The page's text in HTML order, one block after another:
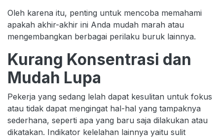
Oleh karena itu, penting untuk mencoba memahami
apakah akhir-akhir ini Anda mudah marah atau
mengembangkan berbagai perilaku buruk lainnya.
Kurang Konsentrasi dan
Mudah Lupa
Pekerja yang sedang lelah dapat kesulitan untuk fokus
atau tidak dapat mengingat hal-hal yang tampaknya
sederhana, seperti apa yang baru saja dilakukan atau
dikatakan. Indikator kelelahan lainnya yaitu sulit